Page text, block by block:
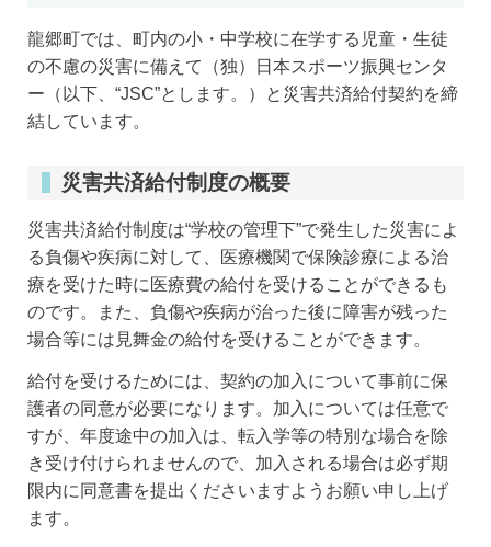
龍郷町では、町内の小・中学校に在学する児童・生徒
の不慮の災害に備えて（独）日本スポーツ振興センタ
ー（以下、“JSC”とします。）と災害共済給付契約を締
結しています。
災害共済給付制度の概要
災害共済給付制度は“学校の管理下”で発生した災害によ
る負傷や疾病に対して、医療機関で保険診療による治
療を受けた時に医療費の給付を受けることができるも
のです。また、負傷や疾病が治った後に障害が残った
場合等には見舞金の給付を受けることができます。
給付を受けるためには、契約の加入について事前に保
護者の同意が必要になります。加入については任意で
すが、年度途中の加入は、転入学等の特別な場合を除
き受け付けられませんので、加入される場合は必ず期
限内に同意書を提出くださいますようお願い申し上げ
ます。